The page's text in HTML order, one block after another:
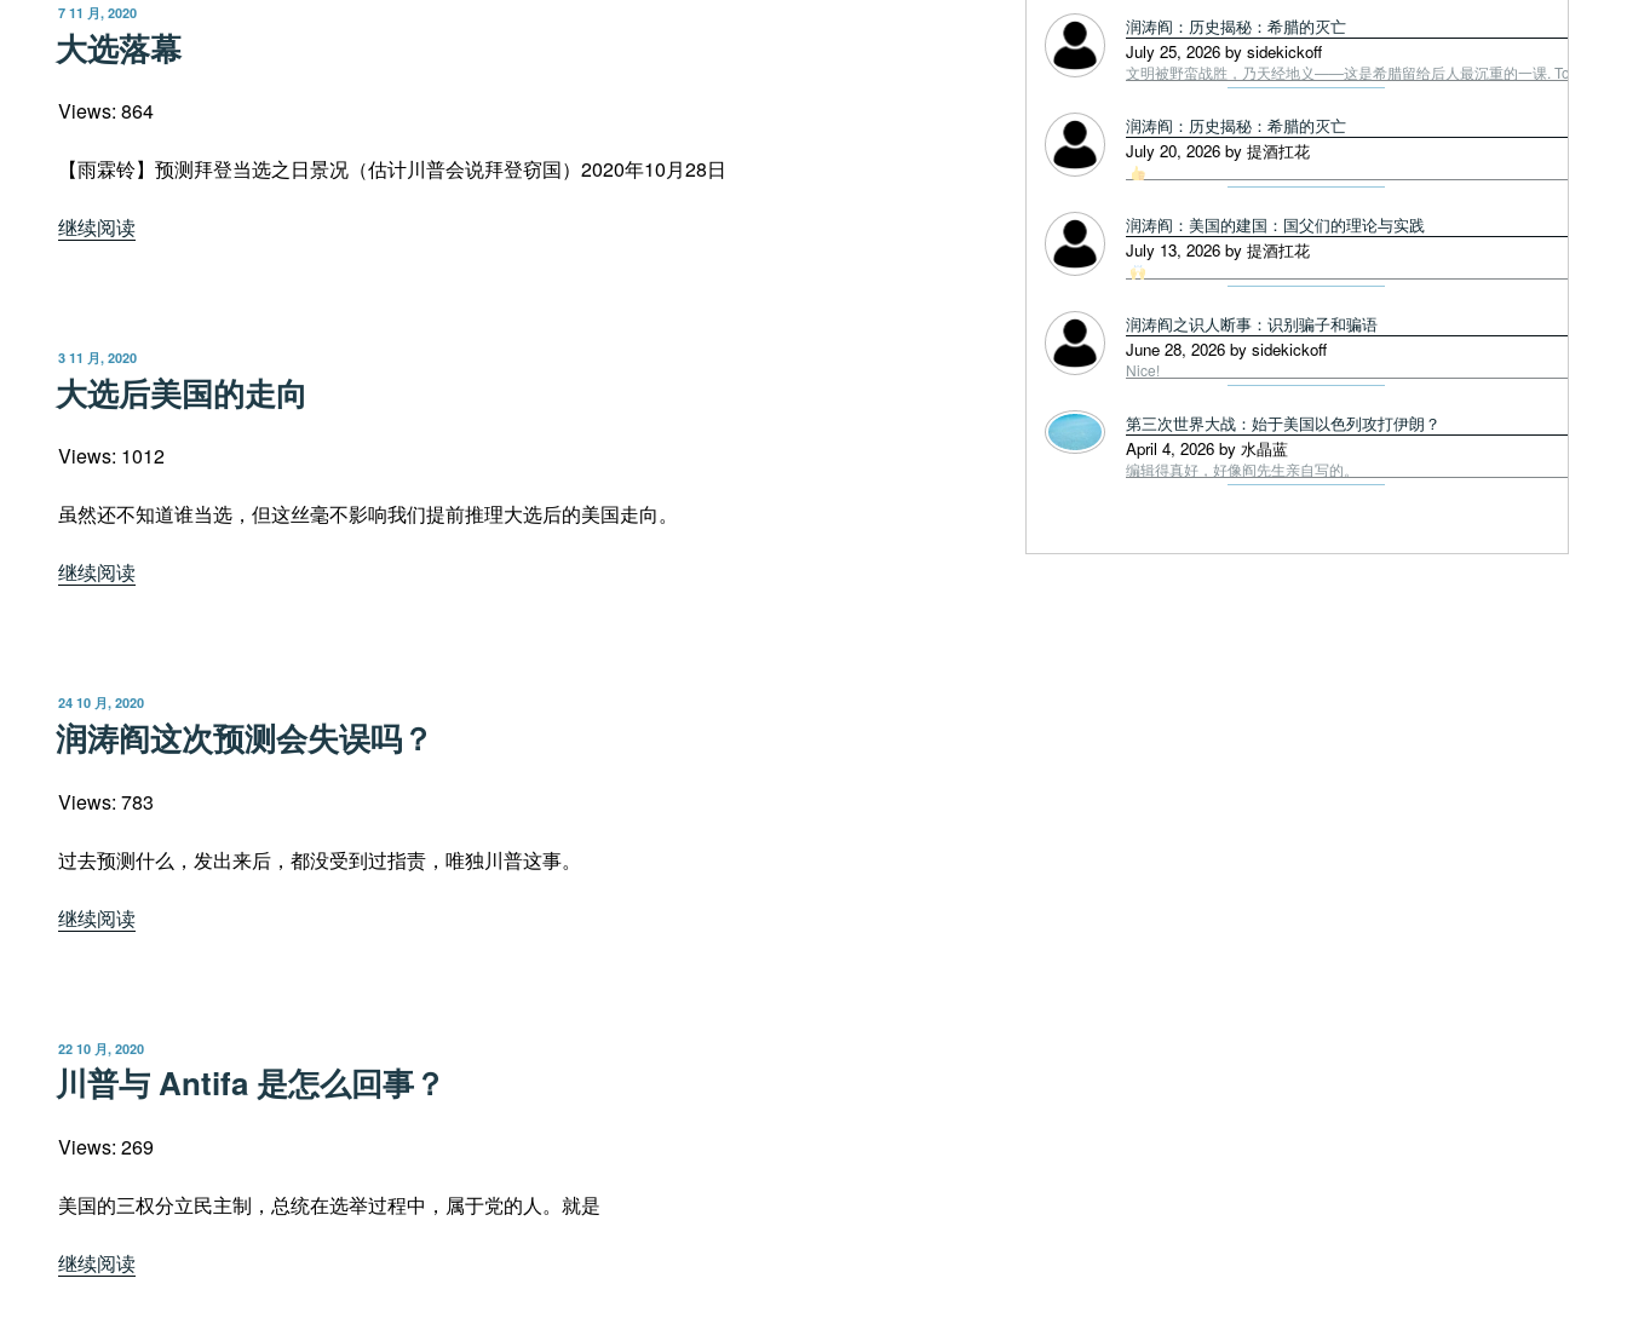
间
的
件
鲜
发
布
于
7 11 月, 2020
大选落幕
Views: 864
【雨霖铃】预测拜登当选之日景况（估计川普会说拜登窃国）2020年10月28日
继续阅读“大
发
布
于
3 11 月, 2020
大选后美国的走向
Views: 1012
虽然还不知道谁当选，但这丝毫不影响我们提前推理大选后的美国走向。
继续阅读“大
的
走
发
布
于
24 10 月, 2020
润涛阎这次预测会失误吗？
Views: 783
过去预测什么，发出来后，都没受到过指责，唯独川普这事。
继续阅读“润
预
测
失
吗？”
发
布
22 10 月, 2020
川普与 Antifa 是怎么回事？
Views: 269
美国的三权分立民主制，总统在选举过程中，属于党的人。就是
继续阅读“川
润涛阎：历史揭秘：希腊的灭亡
July 25, 2026 by sidekickoff
文明被野蛮战胜，乃天经地义——这是希腊留给后人最沉重的一课. Tough
润涛阎：历史揭秘：希腊的灭亡
July 20, 2026 by 提酒扛花
润涛阎：美国的建国：国父们的理论与实践
July 13, 2026 by 提酒扛花
润涛阎之识人断事：识别骗子和骗语
June 28, 2026 by sidekickoff
Nice!
第三次世界大战：始于美国以色列攻打伊朗？
April 4, 2026 by 水晶蓝
编辑得真好，好像阎先生亲自写的。